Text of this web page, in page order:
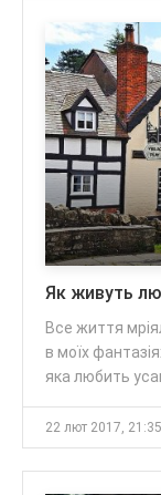
Як живуть
Все життя
в моїх
яка любить
22 лют 2017, 21:35